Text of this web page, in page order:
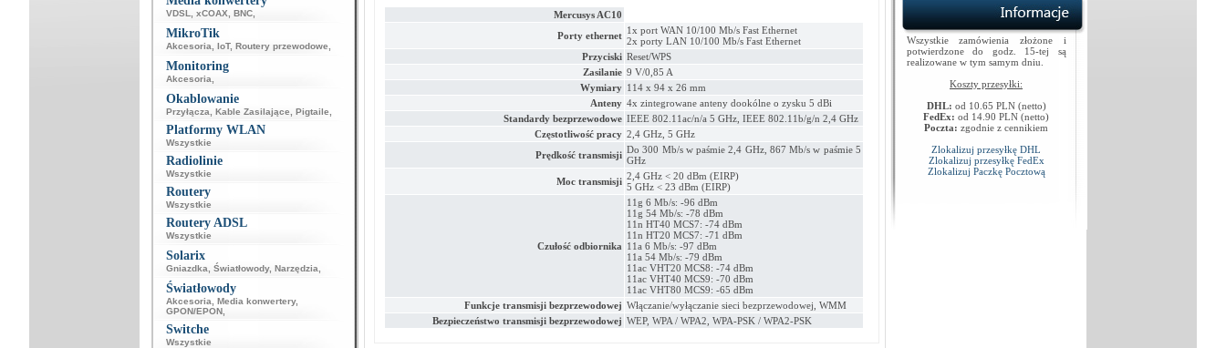
VDSL xCOAX BNC,
MikroTik
Akcesoria IoT, Routery przewodowe
Monitoring
Akcesoria
Okablowanie
Przyłącza Kable Zasilające Pigtaile
Platformy WLAN
Wszystkie
Radiolinie
Wszystkie
Routery
Wszystkie
Routery ADSL
Wszystkie
Solarix
Gniazdka Światłowody, Narzędzia
Światłowody
Akcesoria Media konwertery,
GPON/EPON,
Switche
Wszystkie
Mercusys AC10
Porty ethernet 1x port WAN 10/100 Mb/s Fast Ethernet
2x porty LAN 10/100 Mb/s Fast Ethernet
Przyciski Reset/WPS
Zasilanie 9 V/0,85 A
Wymiary 114 x 94 x 26 mm
Anteny 4x zintegrowane anteny dookólne o zysku 5 dBi
Standardy bezprzewodowe IEEE 802.11ac/n/a 5 GHz, IEEE 802.11b/g/n 2,4 GHz
Częstotliwość pracy 2,4 GHz, 5 GHz
Prędkość transmisji Do 300 Mb/s w paśmie 2,4 GHz, 867 Mb/s w paśmie 5
GHz
Moc transmisji 2,4 GHz < 20 dBm (EIRP)
5 GHz < 23 dBm (EIRP)
Czułość odbiornika
11g 6 Mb/s: -96 dBm
11g 54 Mb/s: -78 dBm
11n HT40 MCS7: -74 dBm
11n HT20 MCS7: -71 dBm
11a 6 Mb/s: -97 dBm
11a 54 Mb/s: -79 dBm
11ac VHT20 MCS8: -74 dBm
11ac VHT40 MCS9: -70 dBm
11ac VHT80 MCS9: -65 dBm
Funkcje transmisji bezprzewodowej Włączanie/wyłączanie sieci bezprzewodowej, WMM
Bezpieczeństwo transmisji bezprzewodowej WEP, WPA / WPA2, WPA-PSK / WPA2-PSK
Wszystkie zamówienia złożone i
potwierdzone do godz. 15-tej są
realizowane w tym samym dniu.
Koszty przesyłki:
DHL: od 10.65 PLN (netto)
FedEx: od 14.90 PLN (netto)
Poczta: zgodnie z cennikiem
Zlokalizuj przesyłkę DHL
Zlokalizuj przesyłkę FedEx
Zlokalizuj Paczkę Pocztową